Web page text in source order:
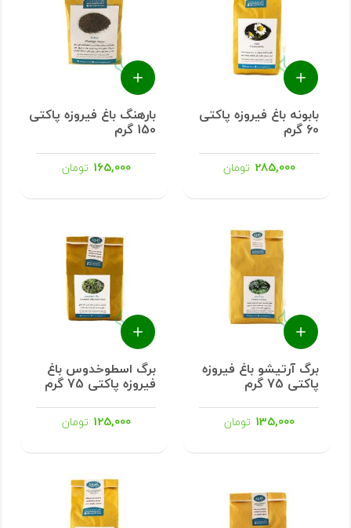
بابونه باغ فیروزه پاکتی
60 گرم
285,000 تومان
بارهنگ باغ فیروزه پاکتی
150 گرم
165,000 تومان
برگ آرتیشو باغ فیروزه
پاکتی 75 گرم
135,000 تومان
برگ اسطوخدوس باغ
فیروزه پاکتی 75 گرم
125,000 تومان